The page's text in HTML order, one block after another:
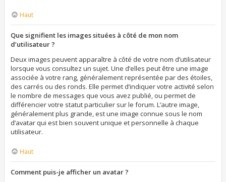
Haut
Que signifient les images situées à côté de mon nom
d’utilisateur ?
Deux images peuvent apparaître à côté de votre nom d’utilisateur
lorsque vous consultez un sujet. Une d’elles peut être une image
associée à votre rang, généralement représentée par des étoiles,
des carrés ou des ronds. Elle permet d’indiquer votre activité selon
le nombre de messages que vous avez publié, ou permet de
différencier votre statut particulier sur le forum. L’autre image,
généralement plus grande, est une image connue sous le nom
d’avatar qui est bien souvent unique et personnelle à chaque
utilisateur.
Haut
Comment puis-je afficher un avatar ?